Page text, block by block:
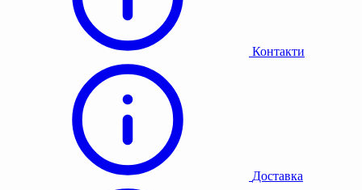
Контакти
Доставка